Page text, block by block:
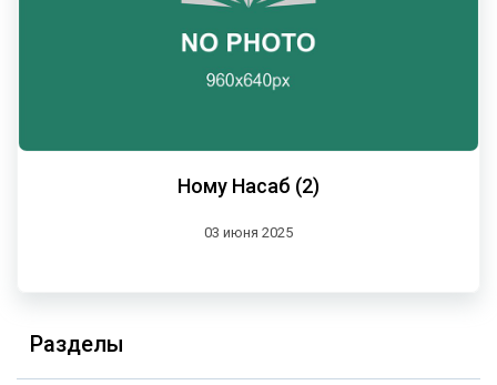
Ному Насаб (2)
03 июня 2025
Разделы